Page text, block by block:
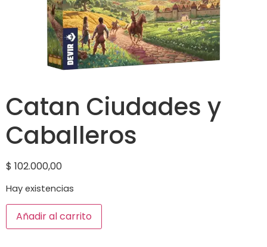
Catan Ciudades y
Caballeros
$ 102.000,00
Hay existencias
Añadir al carrito